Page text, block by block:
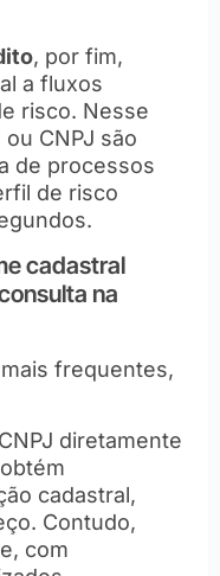
, por fim,
a fluxos
risco. Nesse
CNPJ são
de processos
de risco
cadastral
na
frequentes,
diretamente
cadastral,
Contudo,
com